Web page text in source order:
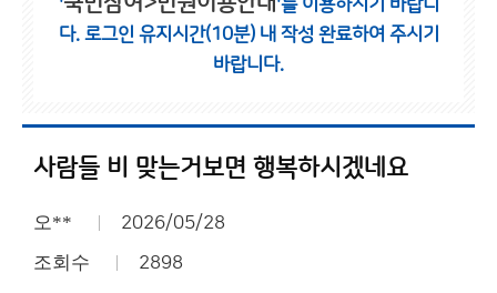
'
'를 이용하시기 바랍니
다. 로그인 유지시간(10분) 내 작성 완료하여 주시기
바랍니다.
사람들 비 맞는거보면 행복하시겠네요
오** 2026/05/28
조회수 2898